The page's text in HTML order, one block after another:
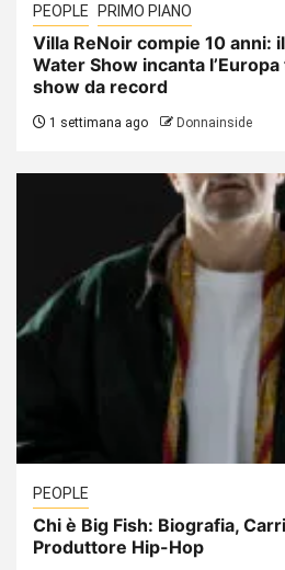
PEOPLE PRIMO PIANO
Villa ReNoir compie 10 anni:
Water Show incanta
show da record
1 settimana ago Donnainside
PEOPLE
Chi è Big Fish: Biografia,
Produttore Hip-Hop